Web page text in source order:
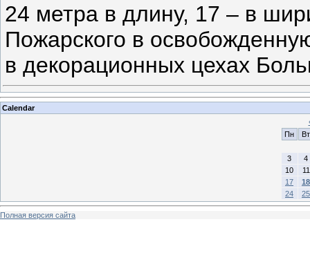
24 метра в длину, 17 – в
Пожарского в
в декорационных цехах
Calendar
Пн
Вт
3
4
10
11
17
18
24
25
Полная версия сайта